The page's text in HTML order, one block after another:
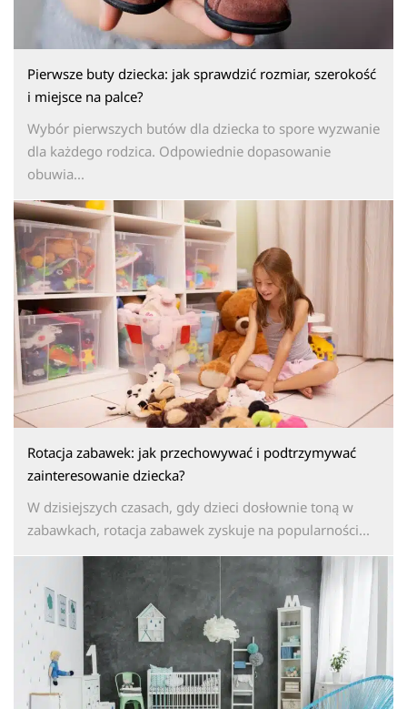
Pierwsze buty dziecka: jak sprawdzić rozmiar, szerokość
i miejsce na palce?
Wybór pierwszych butów dla dziecka to spore wyzwanie
dla każdego rodzica. Odpowiednie dopasowanie
obuwia...
Rotacja zabawek: jak przechowywać i podtrzymywać
zainteresowanie dziecka?
W dzisiejszych czasach, gdy dzieci dosłownie toną w
zabawkach, rotacja zabawek zyskuje na popularności...